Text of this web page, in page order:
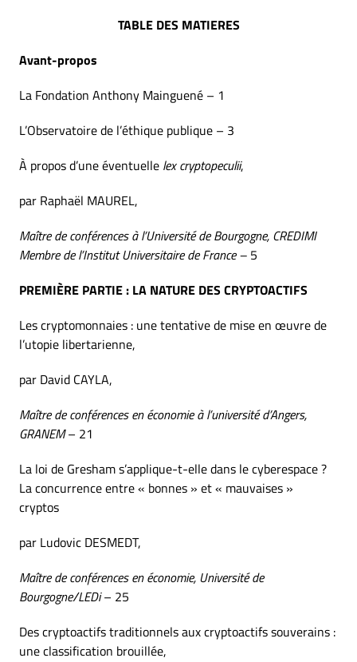
TABLE DES MATIERES
Avant-propos
La Fondation Anthony Mainguené – 1
L’Observatoire de l’éthique publique – 3
À propos d’une éventuelle lex cryptopeculii,
par Raphaël MAUREL,
Maître de conférences à l’Université de Bourgogne, CREDIMI
Membre de l’Institut Universitaire de France – 5
PREMIÈRE PARTIE : LA NATURE DES CRYPTOACTIFS
Les cryptomonnaies : une tentative de mise en œuvre de
l’utopie libertarienne,
par David CAYLA,
Maître de conférences en économie à l’université d’Angers,
GRANEM– 21
La loi de Gresham s’applique-t-elle dans le cyberespace ?
La concurrence entre « bonnes » et « mauvaises »
cryptos
par Ludovic DESMEDT,
Maître de conférences en économie, Université de
Bourgogne/LEDi– 25
Des cryptoactifs traditionnels aux cryptoactifs souverains :
une classification brouillée,